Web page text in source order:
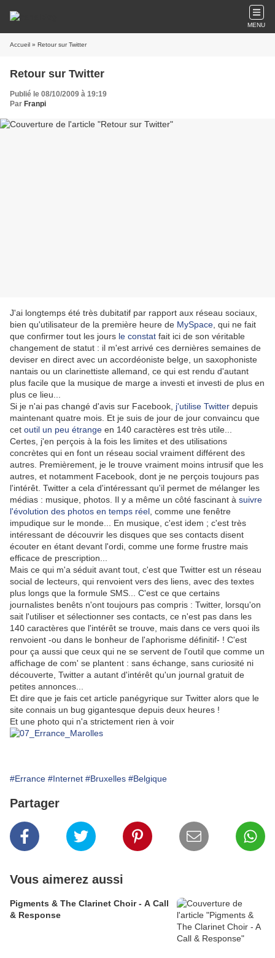
MENU
Accueil » Retour sur Twitter
Retour sur Twitter
Publié le 08/10/2009 à 19:19
Par Franpi
J'ai longtemps été très dubitatif par rapport aux réseau sociaux,
bien qu'utilisateur de la première heure de MySpace , qui ne fait
que confirmer tout les jours le constat fait ici de son véritable
changement de statut : il m'est arrivé ces dernières semaines de
deviser en direct avec un accordéoniste belge, un saxophoniste
nantais ou un clarinettiste allemand, ce qui est rendu d'autant
plus facile que la musique de marge a investi et investi de plus en
plus ce lieu...
Si je n'ai pas changé d'avis sur Facebook, j'utilise Twitter depuis
maintenant quatre mois. Et je suis de jour de jour convaincu que
cet outil un peu étrange en 140 caractères est très utile...
Certes, j'en perçois à la fois les limites et des utilisations
concrètes qui en font un réseau social vraiment différent des
autres. Premièrement, je le trouve vraiment moins intrusif que les
autres, et notamment Facebook, dont je ne perçois toujours pas
l'intérêt. Twitter a cela d'intéressant qu'il permet de mélanger les
médias : musique, photos. Il y a même un côté fascinant à suivre
l'évolution des photos en temps réel , comme une fenêtre
impudique sur le monde... En musique, c'est idem ; c'est très
intéressant de découvrir les disques que ses contacts disent
écouter en étant devant l'ordi, comme une forme frustre mais
efficace de prescription...
Mais ce qui m'a séduit avant tout, c'est que Twitter est un réseau
social de lecteurs, qui renvoient vers des liens, avec des textes
plus longs que la formule SMS... C'est ce que certains
journalistes benêts n'ont toujours pas compris : Twitter, lorsqu'on
sait l'utiliser et sélectionner ses contacts, ce n'est pas dans les
140 caractères que l'intérêt se trouve, mais dans ce vers quoi ils
renvoient -ou dans le bonheur de l'aphorisme définitif- ! C'est
pour ça aussi que ceux qui ne se servent de l'outil que comme un
affichage de com' se plantent : sans échange, sans curiosité ni
découverte, Twitter a autant d'intérêt qu'un journal gratuit de
petites annonces...
Et dire que je fais cet article panégyrique sur Twitter alors que le
site connais un bug gigantesque depuis deux heures !
Et une photo qui n'a strictement rien à voir
#Errance #Internet #Bruxelles #Belgique
Partager
Vous aimerez aussi
Pigments & The Clarinet Choir - A Call
& Response